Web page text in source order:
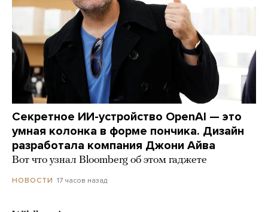
Секретное ИИ-устройство OpenAI — это
умная колонка в форме пончика. Дизайн
разработала компания Джони Айва
Вот что узнал Bloomberg об этом гаджете
НОВОСТИ 17 часов назад